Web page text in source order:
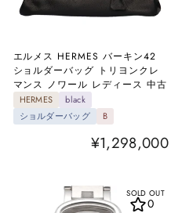
エルメス HERMES バーキン42
ショルダーバッグ トリヨンクレ
マンス ノワール レディース 中古
HERMES
black
ショルダーバッグ
B
¥1,298,000
SOLD OUT
0